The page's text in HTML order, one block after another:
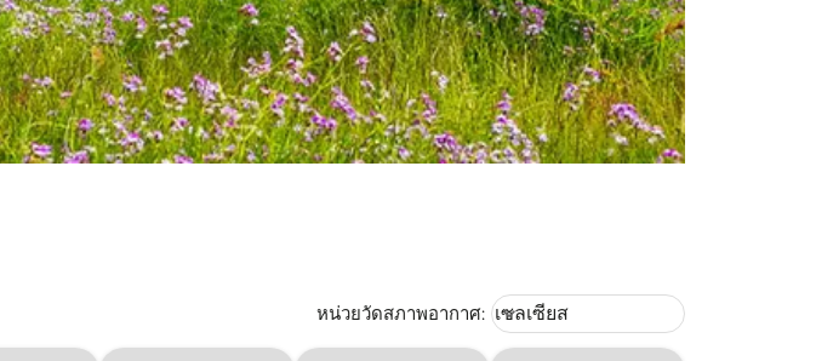
หน่วยวัดสภาพอากาศ: Weather unit option เซลเซียส
เซลเซียส
keyboard_arrow_down